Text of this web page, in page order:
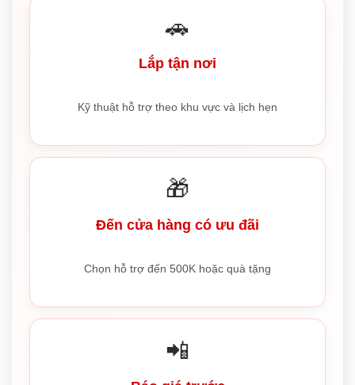
🚗
Lắp tận nơi
Kỹ thuật hỗ trợ theo khu vực và lịch hẹn
🎁
Đến cửa hàng có ưu đãi
Chọn hỗ trợ đến 500K hoặc quà tặng
📲